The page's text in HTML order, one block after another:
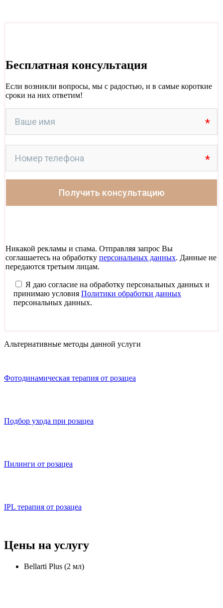
Бесплатная консультация
Если возникли вопросы, мы с радостью, и в самые короткие
сроки на них ответим!
Никакой рекламы и спама. Отправляя запрос Вы
соглашаетесь на обработку персональных данных. Данные не
передаются третьим лицам.
Я даю согласие на обработку персональных данных и
принимаю условия Политики обработки данных
персональных данных.
Альтернативные методы данной услуги
Фотодинамическая терапия от розацеа
Подбор ухода при розацеа
Пилинги от розацеа
IPL терапия от розацеа
Цены на услугу
Bellarti Plus (2 мл)